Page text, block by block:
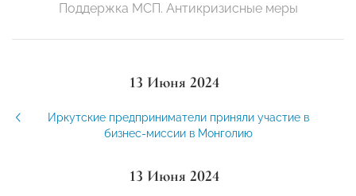
Поддержка МСП. Антикризисные меры
13 Июня 2024
Иркутские предприниматели приняли участие в
бизнес-миссии в Монголию
13 Июня 2024